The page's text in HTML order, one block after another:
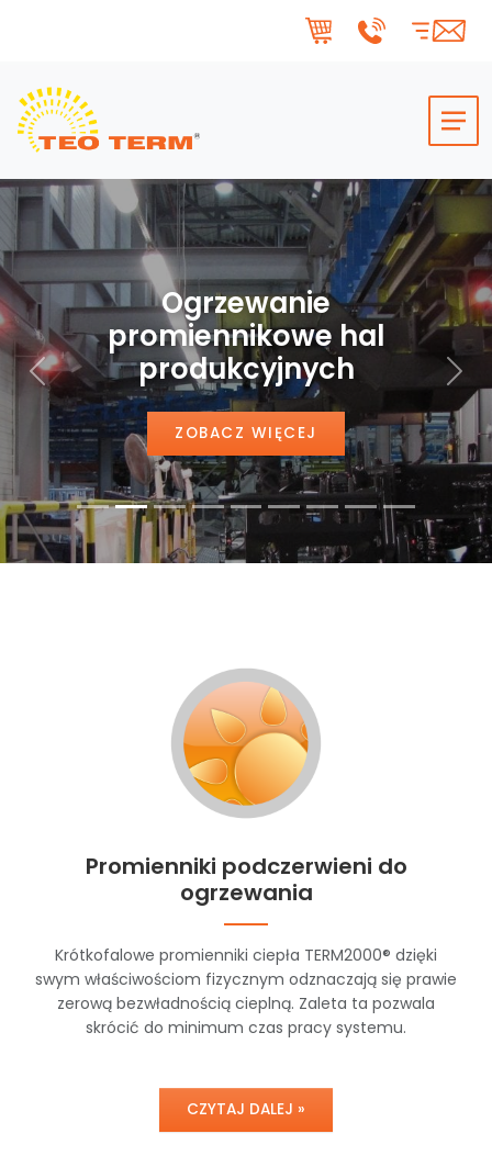
Ogrzewanie
promiennikowe hal
produkcyjnych
ZOBACZ WIĘCEJ
Poprzedni
Promienniki podczerwieni do
ogrzewania
Krótkofalowe promienniki ciepła TERM2000® dzięki
swym właściwościom fizycznym odznaczają się prawie
zerową bezwładnością cieplną. Zaleta ta pozwala
skrócić do minimum czas pracy systemu.
CZYTAJ DALEJ »